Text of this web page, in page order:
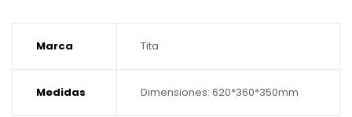
Marca Tita
Medidas Dimensiones: 620*360*350mm